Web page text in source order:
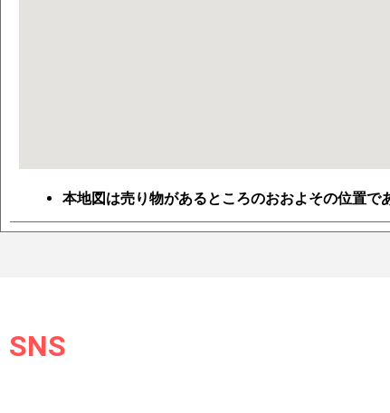
本地図は売り物があるところのおおよその位置で
SNS